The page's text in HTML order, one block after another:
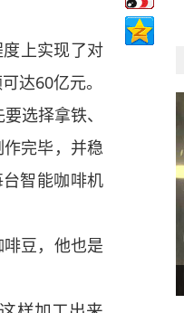
上实现了对
达60亿元。
选择拿铁、
完毕，并稳
智能咖啡机
豆，他也是